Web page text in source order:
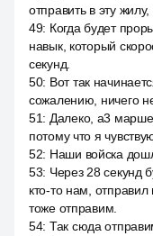
отправить в эту
49: Когда будет
навык, который
секунд.
50: Вот так
сожалению, ничего
51: Далеко, a3
потому что я
52: Наши войска
53: Через 28 секунд
кто-то нам,
тоже отправим.
54: Так сюда